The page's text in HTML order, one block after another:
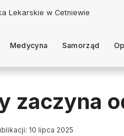
za króliczkiem
Medycyna Samorząd
zaczyna
10 lipca 2025